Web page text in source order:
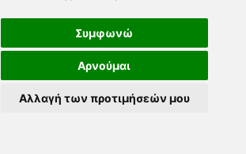
Συμφωνώ
Αρνούμαι
Αλλαγή των προτιμήσεών μου